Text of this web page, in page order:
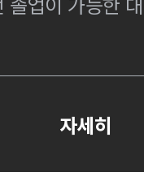
자세히